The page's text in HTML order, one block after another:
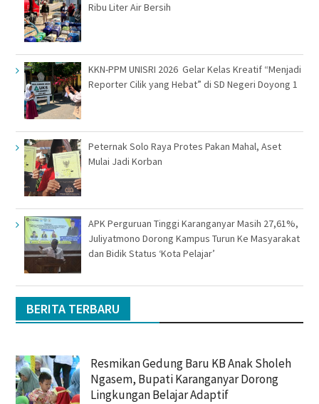
Ribu Liter Air Bersih
KKN-PPM UNISRI 2026 Gelar Kelas Kreatif “Menjadi
Reporter Cilik yang Hebat” di SD Negeri Doyong 1
Peternak Solo Raya Protes Pakan Mahal, Aset
Mulai Jadi Korban
APK Perguruan Tinggi Karanganyar Masih 27,61%,
Juliyatmono Dorong Kampus Turun Ke Masyarakat
dan Bidik Status ‘Kota Pelajar’
BERITA TERBARU
Resmikan Gedung Baru KB Anak Sholeh
Ngasem, Bupati Karanganyar Dorong
Lingkungan Belajar Adaptif